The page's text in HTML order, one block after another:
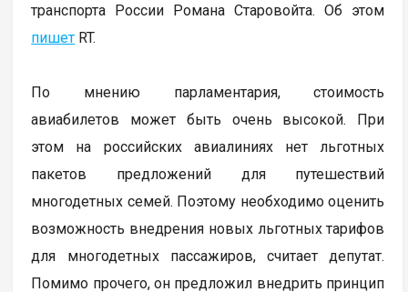
транспорта России Романа Старовойта. Об этом
пишет RT.
По мнению парламентария, стоимость
авиабилетов может быть очень высокой. При
этом на российских авиалиниях нет льготных
пакетов предложений для путешествий
многодетных семей. Поэтому необходимо оценить
возможность внедрения новых льготных тарифов
для многодетных пассажиров, считает депутат.
Помимо прочего, он предложил внедрить принцип